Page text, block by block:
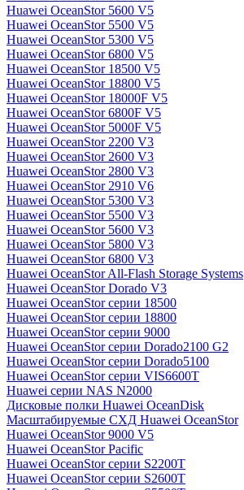
Huawei OceanStor 5600 V5
Huawei OceanStor 5500 V5
Huawei OceanStor 5300 V5
Huawei OceanStor 6800 V5
Huawei OceanStor 18500 V5
Huawei OceanStor 18800 V5
Huawei OceanStor 18000F V5
Huawei OceanStor 6800F V5
Huawei OceanStor 5000F V5
Huawei OceanStor 2200 V3
Huawei OceanStor 2600 V3
Huawei OceanStor 2800 V3
Huawei OceanStor 2910 V6
Huawei OceanStor 5300 V3
Huawei OceanStor 5500 V3
Huawei OceanStor 5600 V3
Huawei OceanStor 5800 V3
Huawei OceanStor 6800 V3
Huawei OceanStor All-Flash Storage Systems
Huawei OceanStor Dorado V3
Huawei OceanStor серии 18500
Huawei OceanStor серии 18800
Huawei OceanStor серии 9000
Huawei OceanStor серии Dorado2100 G2
Huawei OceanStor серии Dorado5100
Huawei OceanStor серии VIS6600T
Huawei серии NAS N2000
Дисковые полки Huawei OceanDisk
Масштабируемые СХД Huawei OceanStor
Huawei OceanStor 9000 V5
Huawei OceanStor Pacific
Huawei OceanStor серии S2200T
Huawei OceanStor серии S2600T